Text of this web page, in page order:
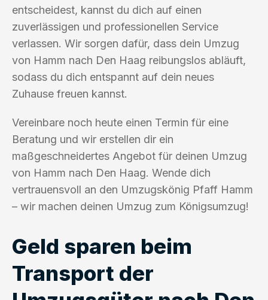
entscheidest, kannst du dich auf einen
zuverlässigen und professionellen Service
verlassen. Wir sorgen dafür, dass dein Umzug
von Hamm nach Den Haag reibungslos abläuft,
sodass du dich entspannt auf dein neues
Zuhause freuen kannst.
Vereinbare noch heute einen Termin für eine
Beratung und wir erstellen dir ein
maßgeschneidertes Angebot für deinen Umzug
von Hamm nach Den Haag. Wende dich
vertrauensvoll an den Umzugskönig Pfaff Hamm
– wir machen deinen Umzug zum Königsumzug!
Geld sparen beim
Transport der